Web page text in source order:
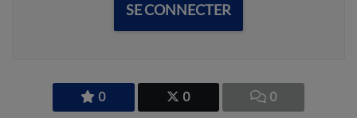
0 0 0
SE CONNECTER